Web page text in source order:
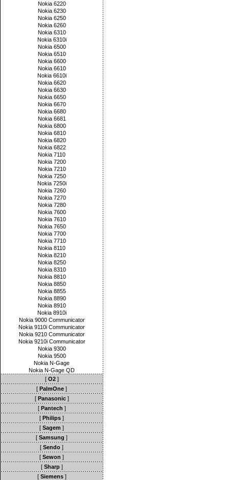
Nokia 6220
Nokia 6230
Nokia 6250
Nokia 6260
Nokia 6310
Nokia 6310i
Nokia 6500
Nokia 6510
Nokia 6600
Nokia 6610
Nokia 6610i
Nokia 6620
Nokia 6630
Nokia 6650
Nokia 6670
Nokia 6680
Nokia 6681
Nokia 6800
Nokia 6810
Nokia 6820
Nokia 6822
Nokia 7110
Nokia 7200
Nokia 7210
Nokia 7250
Nokia 7250i
Nokia 7260
Nokia 7270
Nokia 7280
Nokia 7600
Nokia 7610
Nokia 7650
Nokia 7700
Nokia 7710
Nokia 8110
Nokia 8210
Nokia 8250
Nokia 8310
Nokia 8810
Nokia 8850
Nokia 8855
Nokia 8890
Nokia 8910
Nokia 8910i
Nokia 9000 Communicator
Nokia 9110i Communicator
Nokia 9210 Communicator
Nokia 9210i Communicator
Nokia 9300
Nokia 9500
Nokia N-Gage
Nokia N-Gage QD
[ O2]
[ PalmOne ]
[ Panasonic]
[ Pantech ]
[ Philips ]
[ Sagem ]
[ Samsung ]
[ Sendo ]
[ Sewon ]
[ Sharp]
[ Siemens]